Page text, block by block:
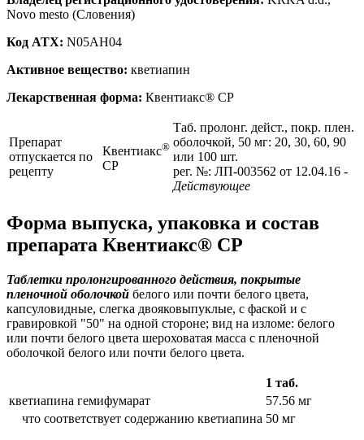
Novo mesto (Словения)
Код ATX: N05AH04
Активное вещество: кветиапин
Лекарственная форма: Квентиакс® СР
Препарат
отпускается по
рецепту
Квентиакс®
СР
Таб. пролонг. дейст., покр. плен.
оболочкой, 50 мг: 20, 30, 60, 90
или 100 шт.
рег. №: ЛП-003562 от 12.04.16 -
Действующее
Форма выпуска, упаковка и состав
препарата Квентиакс® СР
Таблетки пролонгированного действия, покрытые
пленочной оболочкой белого или почти белого цвета,
капсуловидные, слегка двояковыпуклые, с фаской и с
гравировкой "50" на одной стороне; вид на изломе: белого
или почти белого цвета шероховатая масса с пленочной
оболочкой белого или почти белого цвета.
1 таб.
кветиапина гемифумарат
57.56 мг
что соответствует содержанию кветиапина 50 мг